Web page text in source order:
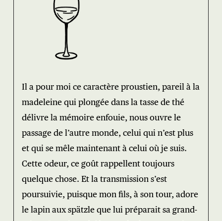
Il a pour moi ce caractère proustien, pareil à la
madeleine qui plongée dans la tasse de thé
délivre la mémoire enfouie, nous ouvre le
passage de l’autre monde, celui qui n’est plus
et qui se mêle maintenant à celui où je suis.
Cette odeur, ce goût rappellent toujours
quelque chose. Et la transmission s’est
poursuivie, puisque mon fils, à son tour, adore
le lapin aux spätzle que lui préparait sa grand-